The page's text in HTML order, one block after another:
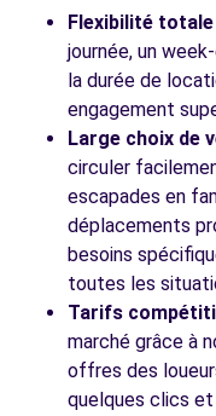
Voir
Flexibilité totale
journée, un
la durée de
engagement
Large choix de
circuler
escapades en
déplacements
besoins
toutes les
Tarifs
marché grâce à
offres des
quelques clics